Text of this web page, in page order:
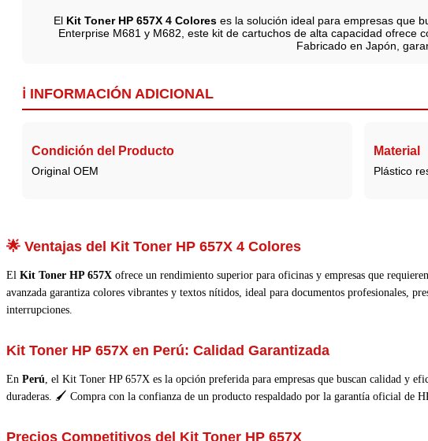
El Kit Toner HP 657X 4 Coloreses la solución ideal para empresas que
Enterprise M681 y M682, este kit de cartuchos de alta capacidad ofrece
Fabricado en Japón,
ℹ️ INFORMACIÓN ADICIONAL
Condición del Producto
Original OEM
Material
Plástico
🌟 Ventajas del Kit Toner HP 657X 4 Colores
El Kit Toner HP 657X ofrece un rendimiento superior para oficinas y empresas que
avanzada garantiza colores vibrantes y textos nítidos, ideal para documentos profesionales,
interrupciones.
Kit Toner HP 657X en Perú: Calidad Garantizada
En Perú , el Kit Toner HP 657X es la opción preferida para empresas que buscan calidad y
duraderas. 🖌️ Compra con la confianza de un producto respaldado por la garantía oficial de
Precios Competitivos del Kit Toner HP 657X